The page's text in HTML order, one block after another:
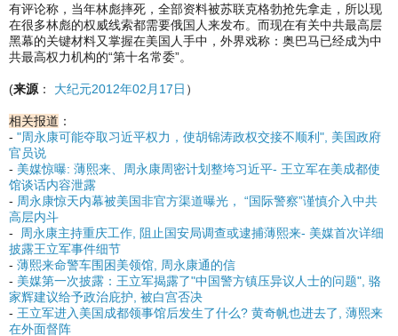
有评论称，当年林彪摔死，全部资料被苏联克格勃抢先拿走，所以现
在很多林彪的权威线索都需要俄国人来发布。而现在有关中共最高层
黑幕的关键材料又掌握在美国人手中，外界戏称：奥巴马已经成为中
共最高权力机构的“第十名常委”。
(来源 ： 大纪元2012年02月17日 ）
相关报道 ：
- "周永康可能夺取习近平权力，使胡锦涛政权交接不顺利", 美国政府
官员说
- 美媒惊曝: 薄熙来、周永康周密计划整垮习近平- 王立军在美成都使
馆谈话内容泄露
- 周永康惊天内幕被美国非官方渠道曝光， “国际警察”谨慎介入中共
高层内斗
-
周永康主持重庆工作, 阻止国安局调查或逮捕薄熙来- 美媒首次详细
披露王立军事件细节
- 薄熙来命警车围困美领馆, 周永康通的信
- 美媒第一次披露：王立军揭露了"中国警方镇压异议人士的问题", 骆
家辉建议给予政治庇护, 被白宫否决
- 王立军进入美国成都领事馆后发生了什么? 黄奇帆也进去了, 薄熙来
在外面督阵